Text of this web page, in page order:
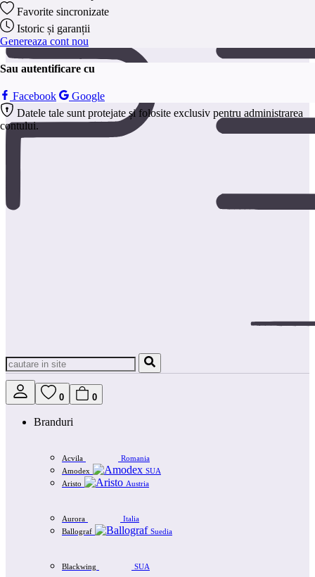
Salveaza
0 0
Branduri
Acvila
Romania
Amodex
SUA
Aristo
Austria
Aurora
Italia
Ballograf
Suedia
Blackwing SUA
Favorite sincronizate
Istoric și garanții
Genereaza cont nou
Sau autentificare cu
Facebook
Google
Datele tale sunt protejate și folosite exclusiv pentru administrarea
contului.